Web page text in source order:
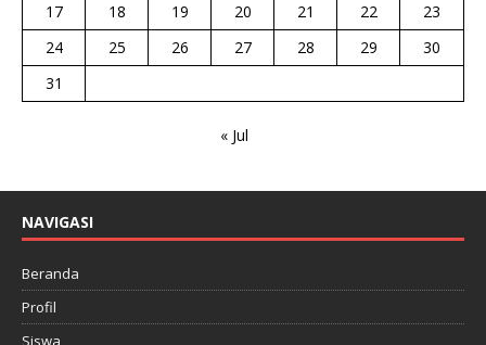
17
18 19 20 21 22
23
24
25 26 27 28 29
30
31
« Jul
NAVIGASI
Beranda
Profil
Siswa